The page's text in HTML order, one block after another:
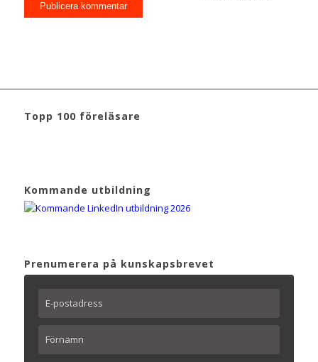
Topp 100 föreläsare
Kommande utbildning
Prenumerera på kunskapsbrevet